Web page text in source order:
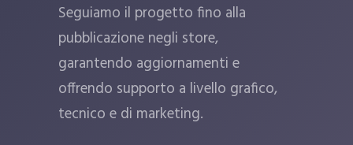
Seguiamo il progetto fino alla
pubblicazione negli store,
garantendo aggiornamenti e
offrendo supporto a livello grafico,
tecnico e di marketing.